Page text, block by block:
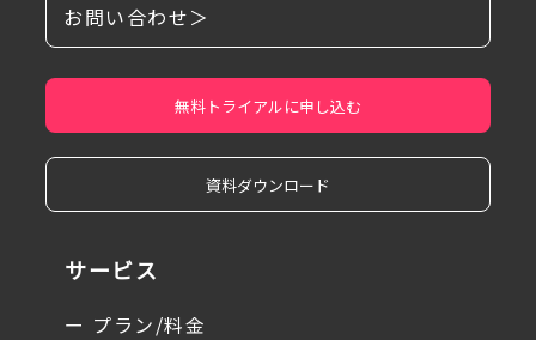
お問い合わせ＞
無料トライアルに申し込む
資料ダウンロード
サービス
ー プラン/料金